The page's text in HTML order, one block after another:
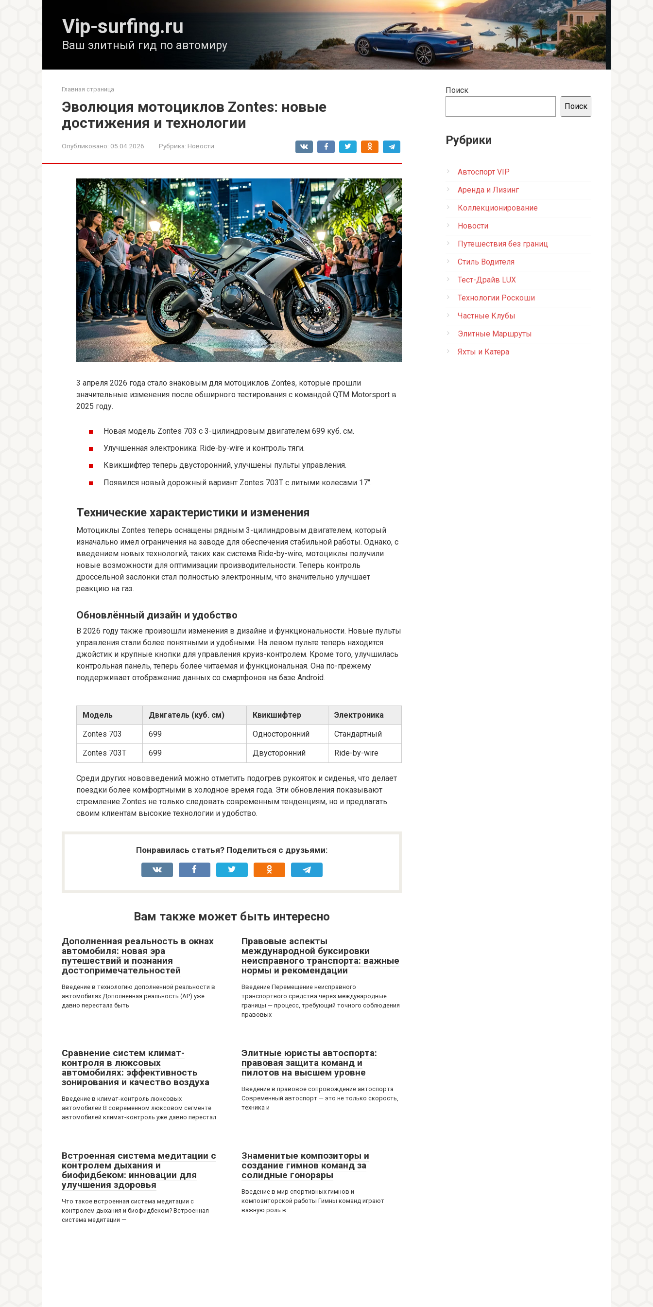
Vip-surfing.ru
Ваш элитный гид по автомиру
Главная страница
Эволюция мотоциклов Zontes: новые
достижения и технологии
Опубликовано: 05.04.2026 Рубрика: Новости
3 апреля 2026 года стало знаковым для мотоциклов Zontes, которые прошли
значительные изменения после обширного тестирования с командой QTM Motorsport в
2025 году.
Новая модель Zontes 703 с 3-цилиндровым двигателем 699 куб. см.
Улучшенная электроника: Ride-by-wire и контроль тяги.
Квикшифтер теперь двусторонний, улучшены пульты управления.
Появился новый дорожный вариант Zontes 703T с литыми колесами 17″.
Технические характеристики и изменения
Мотоциклы Zontes теперь оснащены рядным 3-цилиндровым двигателем, который
изначально имел ограничения на заводе для обеспечения стабильной работы. Однако, с
введением новых технологий, таких как система Ride-by-wire, мотоциклы получили
новые возможности для оптимизации производительности. Теперь контроль
дроссельной заслонки стал полностью электронным, что значительно улучшает
реакцию на газ.
Обновлённый дизайн и удобство
В 2026 году также произошли изменения в дизайне и функциональности. Новые пульты
управления стали более понятными и удобными. На левом пульте теперь находится
джойстик и крупные кнопки для управления круиз-контролем. Кроме того, улучшилась
контрольная панель, теперь более читаемая и функциональная. Она по-прежему
поддерживает отображение данных со смартфонов на базе Android.
Модель Двигатель (куб. см) Квикшифтер Электроника
Zontes 703 699 Односторонний Стандартный
Zontes 703T 699 Двусторонний Ride-by-wire
Среди других нововведений можно отметить подогрев рукояток и сиденья, что делает
поездки более комфортными в холодное время года. Эти обновления показывают
стремление Zontes не только следовать современным тенденциям, но и предлагать
своим клиентам высокие технологии и удобство.
Понравилась статья? Поделиться с друзьями:
Вам также может быть интересно
Дополненная реальность в окнах
автомобиля: новая эра
путешествий и познания
достопримечательностей
Введение в технологию дополненной реальности в
автомобилях Дополненная реальность (АР) уже
давно перестала быть
Правовые аспекты
международной буксировки
неисправного транспорта: важные
нормы и рекомендации
Введение Перемещение неисправного
транспортного средства через международные
границы — процесс, требующий точного соблюдения
правовых
Сравнение систем климат-
контроля в люксовых
автомобилях: эффективность
зонирования и качество воздуха
Введение в климат-контроль люксовых
автомобилей В современном люксовом сегменте
автомобилей климат-контроль уже давно перестал
Элитные юристы автоспорта:
правовая защита команд и
пилотов на высшем уровне
Введение в правовое сопровождение автоспорта
Современный автоспорт — это не только скорость,
техника и
Встроенная система медитации с
контролем дыхания и
биофидбеком: инновации для
улучшения здоровья
Что такое встроенная система медитации с
контролем дыхания и биофидбеком? Встроенная
система медитации —
Знаменитые композиторы и
создание гимнов команд за
солидные гонорары
Введение в мир спортивных гимнов и
композиторской работы Гимны команд играют
важную роль в
Поиск
Поиск
Рубрики
Автоспорт VIP
Аренда и Лизинг
Коллекционирование
Новости
Путешествия без границ
Стиль Водителя
Тест-Драйв LUX
Технологии Роскоши
Частные Клубы
Элитные Маршруты
Яхты и Катера